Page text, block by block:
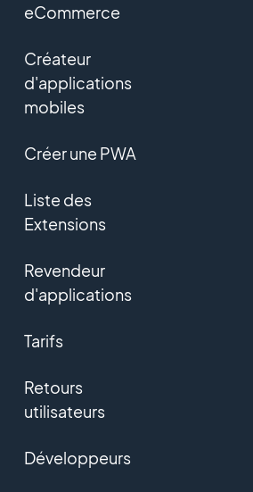
eCommerce
Créateur
d'applications
mobiles
Créer une PWA
Liste des
Extensions
Revendeur
d'applications
Tarifs
Retours
utilisateurs
Développeurs